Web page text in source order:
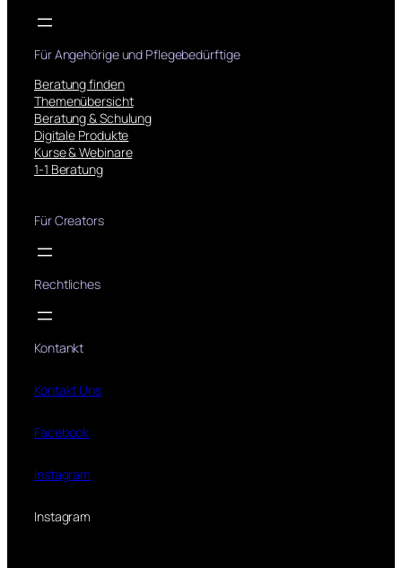
Für Angehörige und Pflegebedürftige
Beratung finden
Themenübersicht
Beratung & Schulung
Digitale Produkte
Kurse & Webinare
1-1 Beratung
Für Creators
Rechtliches
Kontankt
Kontakt Uns
Facebook
Instagram
Instagram